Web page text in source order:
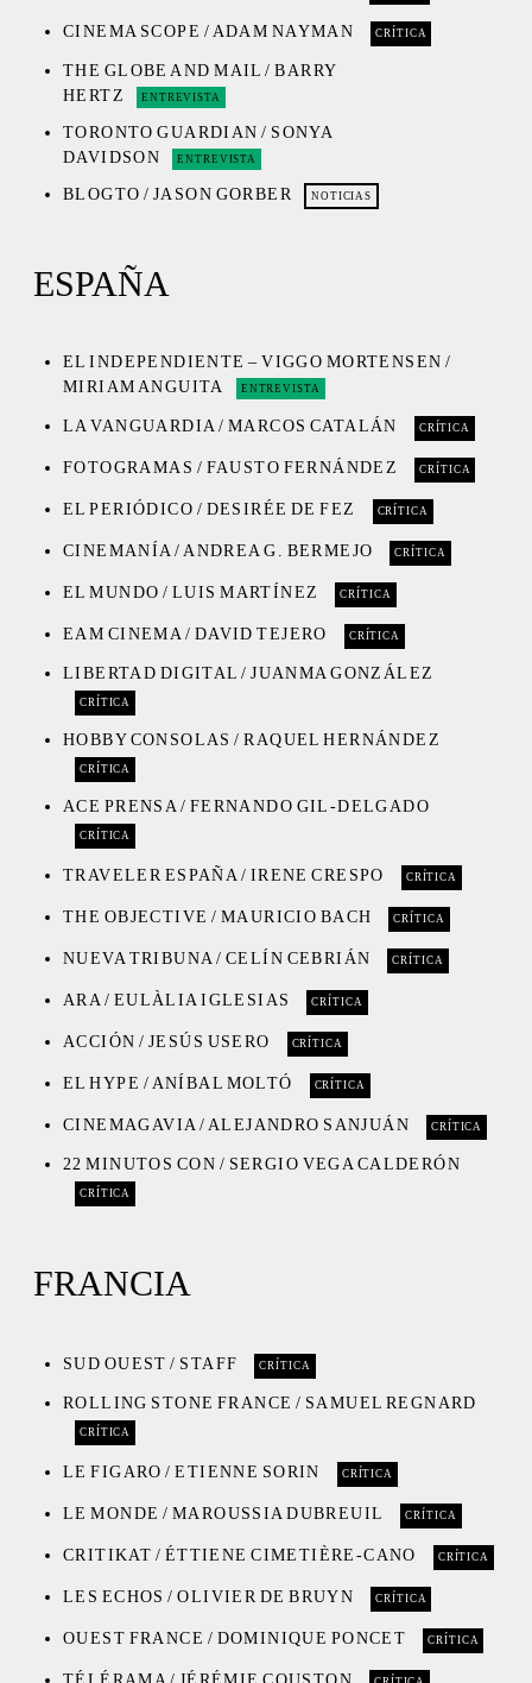
CINEMA SCOPE / ADAM NAYMAN CRÍTICA
THE GLOBE AND MAIL / BARRY
HERTZ
ENTREVISTA
TORONTO GUARDIAN / SONYA
DAVIDSON
ENTREVISTA
BLOGTO / JASON GORBER NOTICIAS
ESPAÑA
EL INDEPENDIENTE – VIGGO MORTENSEN /
MIRIAM ANGUITA
ENTREVISTA
LA VANGUARDIA / MARCOS CATALÁN CRÍTICA
FOTOGRAMAS / FAUSTO FERNÁNDEZ CRÍTICA
EL PERIÓDICO / DESIRÉE DE FEZ CRÍTICA
CINEMANÍA / ANDREA G. BERMEJO CRÍTICA
EL MUNDO / LUIS MARTÍNEZ CRÍTICA
EAM CINEMA / DAVID TEJERO CRÍTICA
LIBERTAD DIGITAL / JUANMA GONZÁLEZ
CRÍTICA
HOBBY CONSOLAS / RAQUEL HERNÁNDEZ
CRÍTICA
ACE PRENSA / FERNANDO GIL-DELGADO
CRÍTICA
TRAVELER ESPAÑA / IRENE CRESPO CRÍTICA
THE OBJECTIVE / MAURICIO BACH CRÍTICA
NUEVA TRIBUNA / CELÍN CEBRIÁN CRÍTICA
ARA / EULÀLIA IGLESIAS CRÍTICA
ACCIÓN / JESÚS USERO CRÍTICA
EL HYPE / ANÍBAL MOLTÓ CRÍTICA
CINEMAGAVIA / ALEJANDRO SANJUÁN CRÍTICA
22 MINUTOS CON / SERGIO VEGA CALDERÓN
CRÍTICA
FRANCIA
SUD OUEST / STAFF CRÍTICA
ROLLING STONE FRANCE / SAMUEL REGNARD
CRÍTICA
LE FIGARO / ETIENNE SORIN CRÍTICA
LE MONDE / MAROUSSIA DUBREUIL CRÍTICA
CRITIKAT / ÉTTIENE CIMETIÈRE-CANO CRÍTICA
LES ECHOS / OLIVIER DE BRUYN CRÍTICA
OUEST FRANCE / DOMINIQUE PONCET CRÍTICA